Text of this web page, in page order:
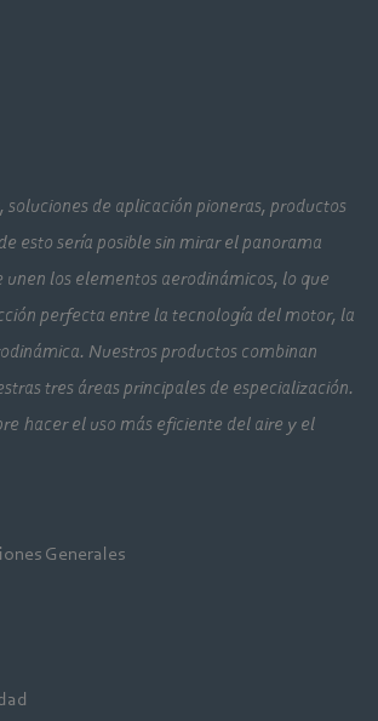
soluciones de aplicación pioneras, productos
esto sería posible sin mirar el panorama
unen los elementos aerodinámicos, lo que
perfecta entre la tecnología del motor, la
Nuestros productos combinan
tres áreas principales de especialización.
hacer el uso más eficiente del aire y el
Generales